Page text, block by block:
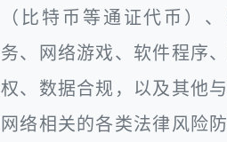
（比特币等通证代币）
务、网络游戏、软件程序
权、数据合规，以及其他
网络相关的各类法律风险